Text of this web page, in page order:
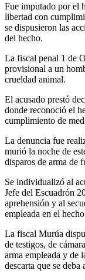
Fue imputado por el
libertad con
se dispusieron las
del hecho.
La fiscal penal 1 de
provisional a un
crueldad animal.
El acusado prestó
donde reconoció el
cumplimiento de
La denuncia fue
murió la noche de
disparos de arma de
Se individualizó al
Jefe del Escuadrón
aprehensión y al
empleada en el
La fiscal Murúa
de testigos, de
arma empleada y de
descarta que se